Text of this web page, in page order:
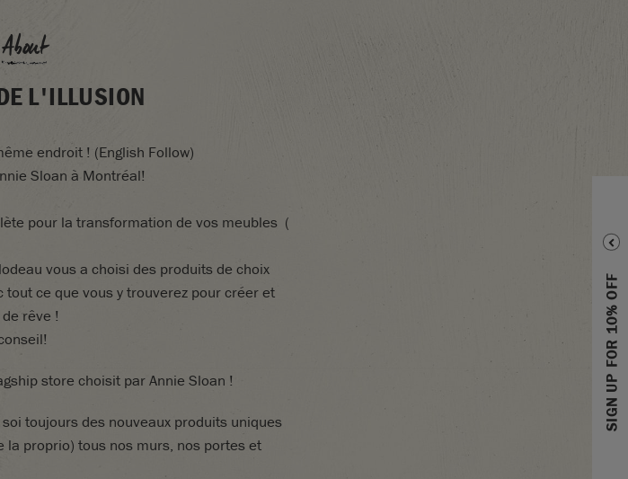
SIGN UP FOR 10% OFF
About
L'ILLUSION
endroit! (English Follow)
Sloan à Montréal!
pour la transformation de vos meubles(
vousa choisi des produitsde choix
toutce que vousytrouverez pourcréeret
de rêve !
store choisit par Annie Sloan !
soi toujours des nouveaux produits uniques
la proprio) tous nos murs, nos portes et